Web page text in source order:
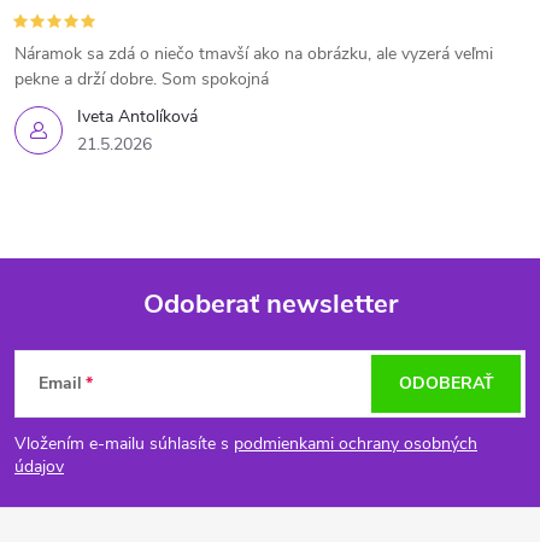
Iveta Antolíková
21.5.2026
Náramok sa zdá o niečo tmavší ako na obrázku, ale vyzerá veľmi
pekne a drží dobre. Som spokojná
Z
á
p
Odoberať newsletter
Email
Vložením e-mailu súhlasíte s podmienkami ochrany osobných
údajov
ODOBERAŤ